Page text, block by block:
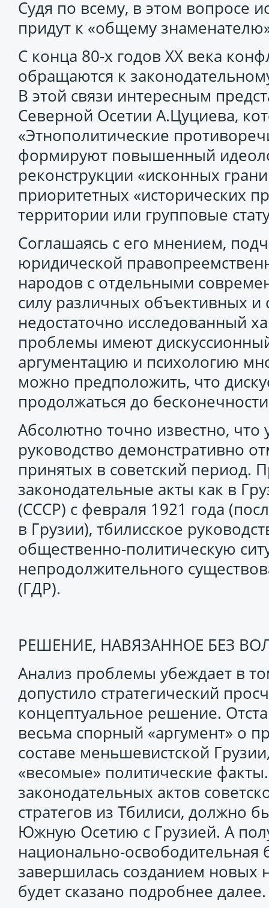
Судя по всему, в этом вопросе
придут к «общему
С конца 80-х годов ХХ века
обращаются к
В этой связи интересным
Северной Осетии А.Цуциева,
«Этнополитические
формируют повышенный
реконструкции «исконных
приоритетных «исторических
территории или групповые
Соглашаясь с его мнением,
юридической
народов с отдельными
силу различных объективных и
недостаточно исследованный
проблемы имеют
аргументацию и психологию
можно предположить, что
продолжаться до
Абсолютно точно известно, что
руководство демонстративно
принятых в советский период.
законодательные акты как в
(СССР) с февраля 1921 года
в Грузии), тбилисское
общественно-политическую
непродолжительного
(ГДР).
РЕШЕНИЕ, НАВЯЗАННОЕ БЕЗ
Анализ проблемы убеждает в
допустило стратегический
концептуальное решение.
весьма спорный «аргумент» о
составе меньшевистской
«весомые» политические
законодательных актов
стратегов из Тбилиси, должно
Южную Осетию с Грузией. А
национально-
завершилась созданием новых
будет сказано подробнее далее.